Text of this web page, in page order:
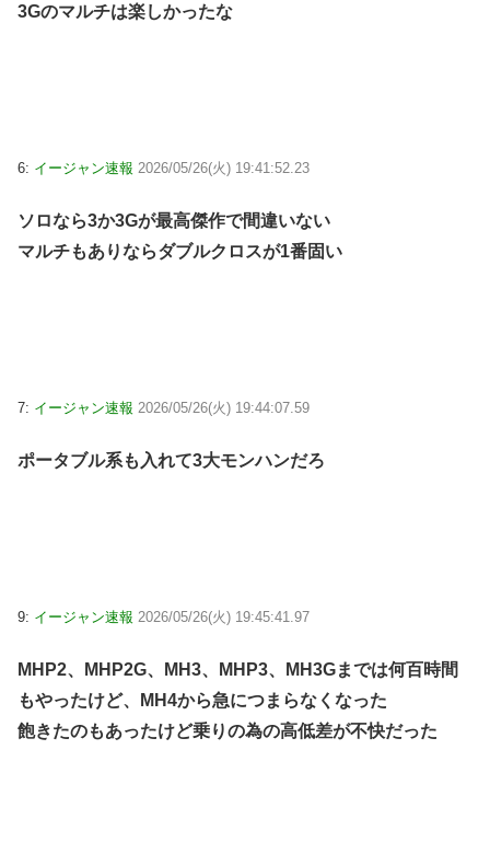
3Gのマルチは楽しかったな
6: イージャン速報 2026/05/26(火) 19:41:52.23
ソロなら3か3Gが最高傑作で間違いない
マルチもありならダブルクロスが1番固い
7: イージャン速報 2026/05/26(火) 19:44:07.59
ポータブル系も入れて3大モンハンだろ
9: イージャン速報 2026/05/26(火) 19:45:41.97
MHP2、MHP2G、MH3、MHP3、MH3Gまでは何百時間
もやったけど、MH4から急につまらなくなった
飽きたのもあったけど乗りの為の高低差が不快だった